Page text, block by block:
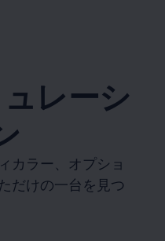
レーシ
カラー、オプショ
だけの一台を見つ